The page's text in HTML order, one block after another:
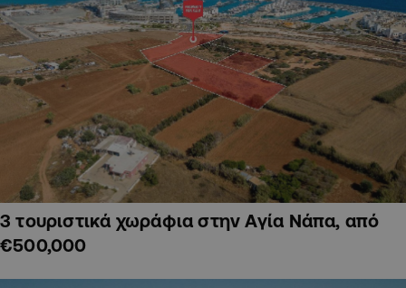
3 τουριστικά χωράφια στην Αγία Νάπα, από
€500,000